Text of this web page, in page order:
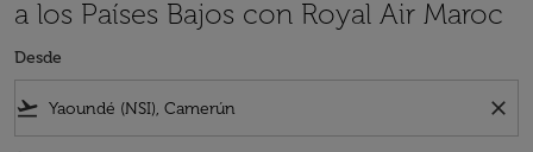
a los Países Bajos con Royal Air Maroc
Desde
flight_takeoff close